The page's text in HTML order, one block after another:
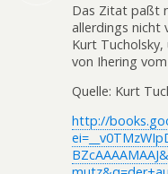
Das Zitat paßt
allerdings nicht
Kurt
von Ihering vom
Quelle: Kurt
http://